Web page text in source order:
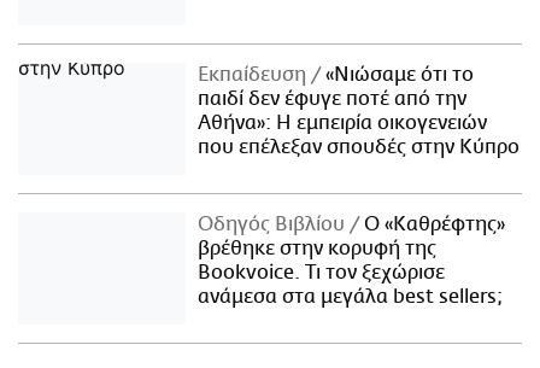
Εκπαίδευση
«Νιώσαμε ότι το
παιδί δεν έφυγε ποτέ από την
Αθήνα»: Η εμπειρία οικογενειών
που επέλεξαν σπουδές στην Κύπρο
Οδηγός Βιβλίου
Ο «Καθρέφτης»
βρέθηκε στην κορυφή της
Bookvoice. Τι τον ξεχώρισε
ανάμεσα στα μεγάλα best sellers;